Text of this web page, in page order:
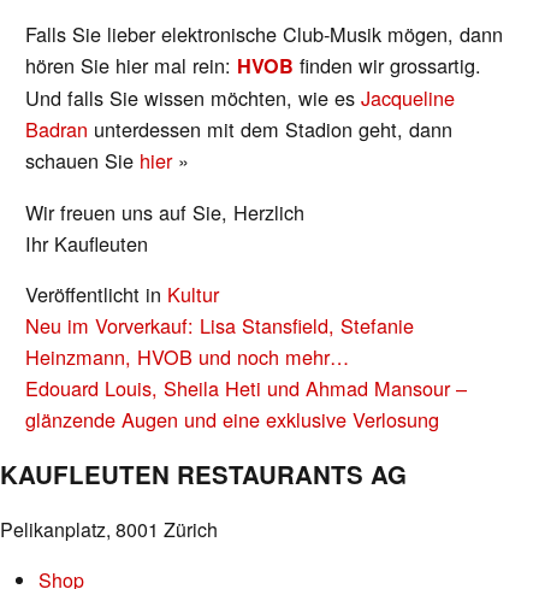
Falls Sie lieber elektronische Club-Musik mögen, dann
hören Sie hier mal rein: HVOB finden wir grossartig.
Und falls Sie wissen möchten, wie esJacqueline
Badran unterdessen mit dem Stadion geht, dann
schauen Sie hier »
Wir freuen uns auf Sie, Herzlich
Ihr Kaufleuten
Veröffentlicht in Kultur
BEITRAGS-
NAVIGATION
Neu im Vorverkauf: Lisa Stansfield, Stefanie
Heinzmann, HVOB und noch mehr…
Edouard Louis, Sheila Heti und Ahmad Mansour –
glänzende Augen und eine exklusive Verlosung
KAUFLEUTEN RESTAURANTS AG
Pelikanplatz, 8001 Zürich
Shop